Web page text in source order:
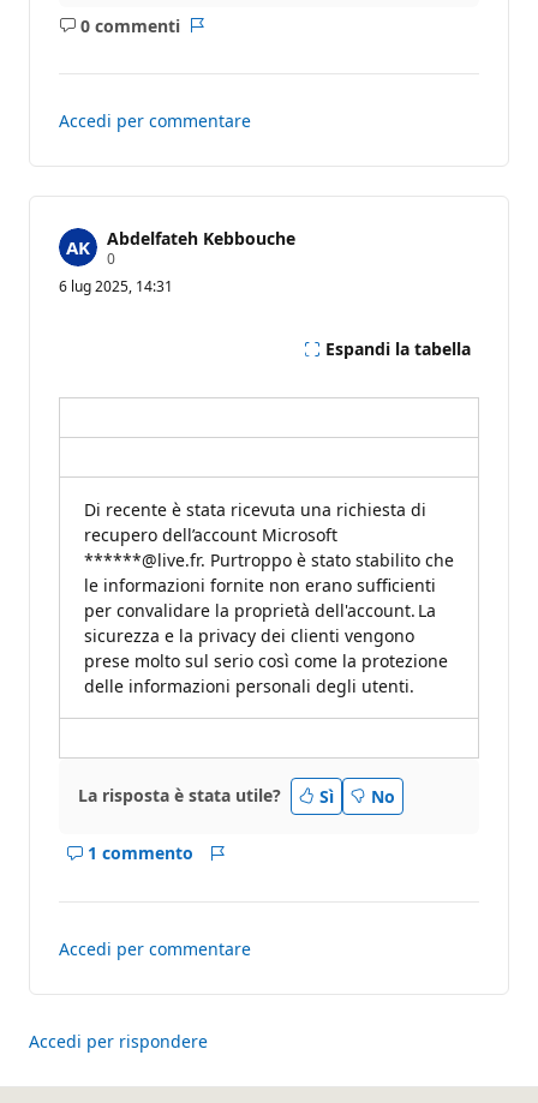
0 commenti
Nessun
Accedi per commentare
Abdelfateh Kebbouche
0P
n
e
u
a
i
o
n
e
6 lug 2025, 14:31
Espandi la tabella
Di recente è stata ricevuta una richiesta di
recupero dell’account Microsoft
******@live.fr. Purtroppo è stato stabilito che
le informazioni fornite non erano sufficienti
per convalidare la proprietà dell'account. La
sicurezza e la privacy dei clienti vengono
prese molto sul serio così come la protezione
delle informazioni personali degli utenti.
La risposta è stata utile? Sì No
1 commento
Mostra
risposta
Accedi per commentare
Accedi per rispondere